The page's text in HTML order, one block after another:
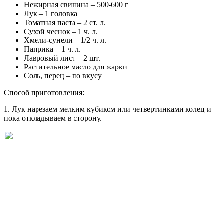
Нежирная свинина – 500-600 г
Лук – 1 головка
Томатная паста – 2 ст. л.
Сухой чеснок – 1 ч. л.
Хмели-сунели – 1/2 ч. л.
Паприка – 1 ч. л.
Лавровый лист – 2 шт.
Растительное масло для жарки
Соль, перец – по вкусу
Способ приготовления:
1. Лук нарезаем мелким кубиком или четвертинками колец и
пока откладываем в сторону.